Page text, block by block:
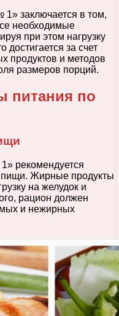
заключается в том,
необходимые
при этом нагрузку
за счет
продуктов и методов
размеров порций.
питания по
рекомендуется
пищи. Жирные продукты
на желудок и
рацион должен
и нежирных